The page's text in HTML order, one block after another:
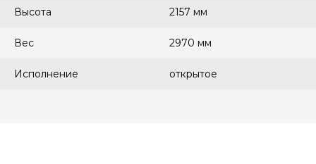
Высота 2157 мм
Вес 2970 мм
Исполнение открытое